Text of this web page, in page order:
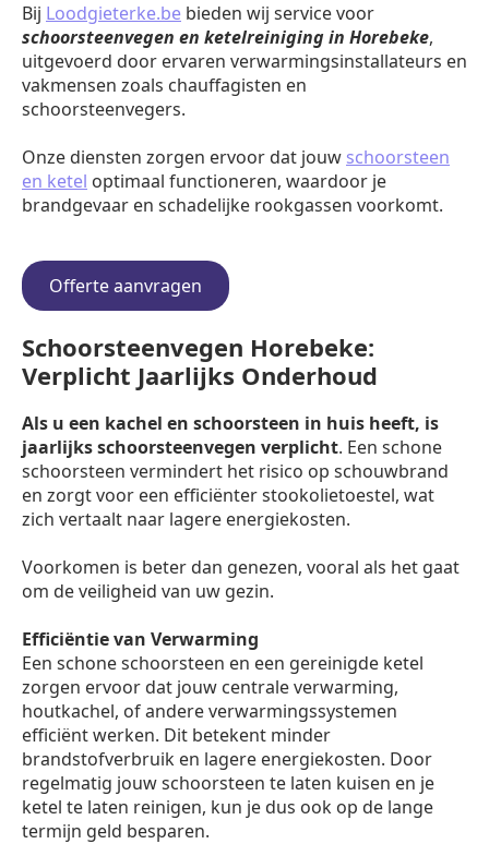
Bij Loodgieterke.be bieden wij service voor
schoorsteenvegen en ketelreiniging in Horebeke,
uitgevoerd door ervaren verwarmingsinstallateurs en
vakmensen zoals chauffagisten en
schoorsteenvegers.
Onze diensten zorgen ervoor dat jouw schoorsteen
en ketel optimaal functioneren, waardoor je
brandgevaar en schadelijke rookgassen voorkomt.
Offerte aanvragen
Schoorsteenvegen Horebeke:
Verplicht Jaarlijks Onderhoud
Als u een kachel en schoorsteen in huis heeft, is
jaarlijks schoorsteenvegen verplicht. Een schone
schoorsteen vermindert het risico op schouwbrand
en zorgt voor een efficiënter stookolietoestel, wat
zich vertaalt naar lagere energiekosten.
Voorkomen is beter dan genezen, vooral als het gaat
om de veiligheid van uw gezin.
Efficiëntie van Verwarming
Een schone schoorsteen en een gereinigde ketel
zorgen ervoor dat jouw centrale verwarming,
houtkachel, of andere verwarmingssystemen
efficiënt werken. Dit betekent minder
brandstofverbruik en lagere energiekosten. Door
regelmatig jouw schoorsteen te laten kuisen en je
ketel te laten reinigen, kun je dus ook op de lange
termijn geld besparen.